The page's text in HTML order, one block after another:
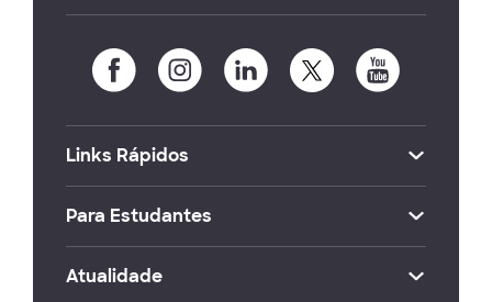
Links Rápidos
Para Estudantes
Atualidade